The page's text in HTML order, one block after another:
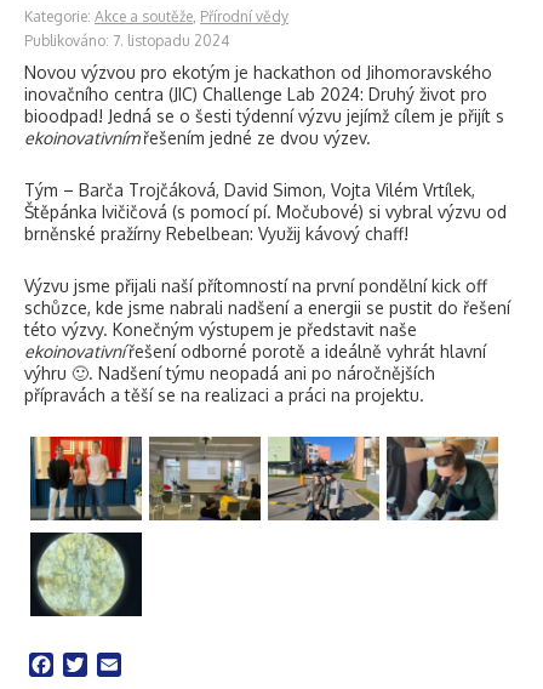
Kategorie: Akce a soutěže, Přírodní vědy
Publikováno: 7. listopadu 2024
Novou výzvou pro ekotým je hackathon od Jihomoravského
inovačního centra (JIC) Challenge Lab 2024: Druhý život pro
bioodpad! Jedná se o šesti týdenní výzvu jejímž cílem je přijít s
ekoinovativnímřešením jedné ze dvou výzev.
Tým – Barča Trojčáková, David Simon, Vojta Vilém Vrtílek,
Štěpánka Ivičičová (s pomocí pí. Močubové) si vybral výzvu od
brněnské pražírny Rebelbean: Využij kávový chaff!
Výzvu jsme přijali naší přítomností na první pondělní kick off
schůzce, kde jsme nabrali nadšení a energii se pustit do řešení
této výzvy. Konečným výstupem je představit naše
ekoinovativnířešení odborné porotě a ideálně vyhrát hlavní
výhru 🙂. Nadšení týmu neopadá ani po náročnějších
přípravách a těší se na realizaci a práci na projektu.
Facebook
Twitter